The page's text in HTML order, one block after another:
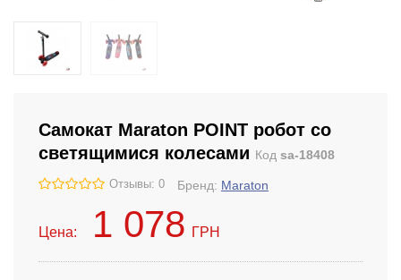
Самокат Maraton POINT робот со
светящимися колесами Код sa-18408
Отзывы: 0 Бренд: Maraton
Цена: 1 078 ГРН